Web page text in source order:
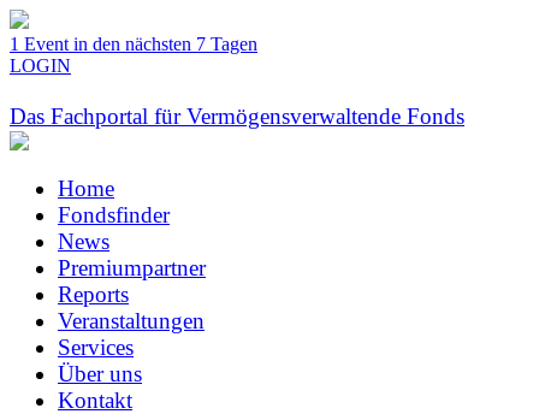
1 Event in den nächsten 7 Tagen
LOGIN
Das Fachportal für Vermögensverwaltende Fonds
Home
Fondsfinder
News
Premiumpartner
Reports
Veranstaltungen
Services
Über uns
Kontakt